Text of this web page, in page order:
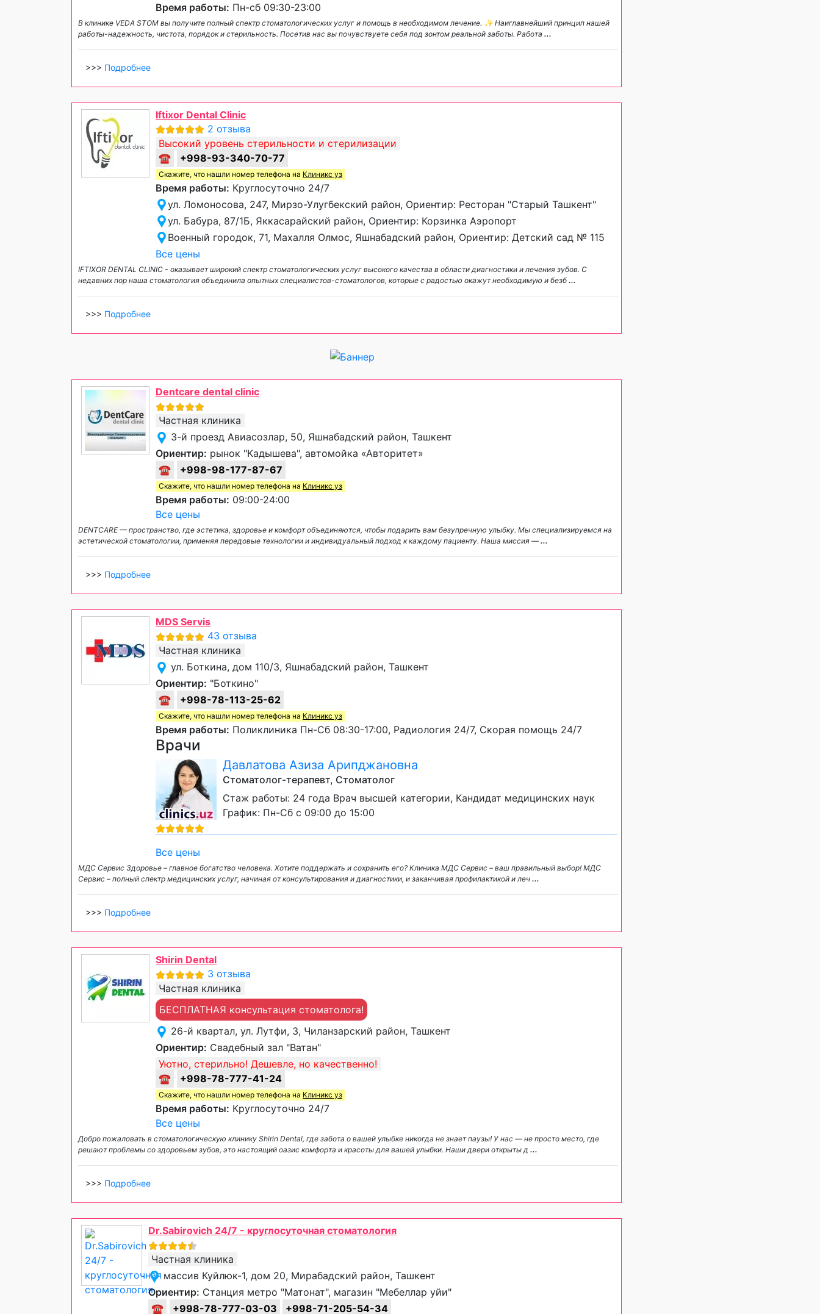
Время работы: Пн-сб 09:30-23:00
В клинике VEDA STOM вы получите полный спектр стоматологических услуг и помощь в необходимом лечение. ✨ Наиглавнейший принцип нашей
работы-надежность, чистота, порядок и стерильность. Посетив нас вы почувствуете себя под зонтом реальной заботы. Работа ...
>>> Подробнее
Iftixor Dental Clinic
2 отзыва
Высокий уровень стерильности и стерилизации
☎
+998-93-340-70-77
Скажите, что нашли номер телефона на Клиникс уз
Время работы: Круглосуточно 24/7
ул. Ломоносова, 247, Мирзо-Улугбекский район, Ориентир: Ресторан "Старый Ташкент"
ул. Бабура, 87/1Б, Яккасарайский район, Ориентир: Корзинка Аэропорт
Военный городок, 71, Махалля Олмос, Яшнабадский район, Ориентир: Детский сад № 115
Все цены
IFTIXOR DENTAL CLINIC - оказывает широкий спектр стоматологических услуг высокого качества в области диагностики и лечения зубов. С
недавних пор наша стоматология объединила опытных специалистов-стоматологов, которые с радостью окажут необходимую и безб ...
>>> Подробнее
Dentcare dental clinic
Частная клиника
3-й проезд Авиасозлар, 50, Яшнабадский район, Ташкент
Ориентир: рынок "Кадышева", автомойка «Авторитет»
☎
+998-98-177-87-67
Скажите, что нашли номер телефона на Клиникс уз
Время работы: 09:00-24:00
Все цены
DENTCARE — пространство, где эстетика, здоровье и комфорт объединяются, чтобы подарить вам безупречную улыбку. Мы специализируемся на
эстетической стоматологии, применяя передовые технологии и индивидуальный подход к каждому пациенту. Наша миссия — ...
>>> Подробнее
MDS Servis
43 отзыва
Частная клиника
ул. Боткина, дом 110/3, Яшнабадский район, Ташкент
Ориентир: "Боткино"
☎
+998-78-113-25-62
Скажите, что нашли номер телефона на Клиникс уз
Время работы: Поликлиника Пн-Сб 08:30-17:00, Радиология 24/7, Скорая помощь 24/7
Врачи
Давлатова Азиза Арипджановна
Стоматолог-терапевт, Стоматолог
Стаж работы: 24 года Врач высшей категории, Кандидат медицинских наук
График: Пн-Сб с 09:00 до 15:00
Все цены
МДС Сервис Здоровье – главное богатство человека. Хотите поддержать и сохранить его? Клиника МДС Сервис – ваш правильный выбор! МДС
Сервис – полный спектр медицинских услуг, начиная от консультирования и диагностики, и заканчивая профилактикой и леч ...
>>> Подробнее
Shirin Dental
3 отзыва
Частная клиника
БЕСПЛАТНАЯ консультация стоматолога!
26-й квартал, ул. Лутфи, 3, Чиланзарский район, Ташкент
Ориентир: Свадебный зал "Ватан"
Уютно, стерильно! Дешевле, но качественно!
☎
+998-78-777-41-24
Скажите, что нашли номер телефона на Клиникс уз
Время работы: Круглосуточно 24/7
Все цены
Добро пожаловать в стоматологическую клинику Shirin Dental, где забота о вашей улыбке никогда не знает паузы! У нас — не просто место, где
решают проблемы со здоровьем зубов, это настоящий оазис комфорта и красоты для вашей улыбки. Наши двери открыты д ...
>>> Подробнее
Dr.Sabirovich 24/7 - круглосуточная стоматология
Частная клиника
массив Куйлюк-1, дом 20, Мирабадский район, Ташкент
Ориентир: Станция метро "Матонат", магазин "Мебеллар уйи"
☎
+998-78-777-03-03 +998-71-205-54-34